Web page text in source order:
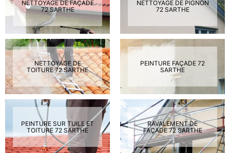
NETTOYAGE DE FAÇADE
72 SARTHE
NETTOYAGE DE PIGNON
72 SARTHE
NETTOYAGE DE
TOITURE 72 SARTHE
PEINTURE FAÇADE 72
SARTHE
PEINTURE SUR TUILE ET
TOITURE 72 SARTHE
RAVALEMENT DE
FAÇADE 72 SARTHE